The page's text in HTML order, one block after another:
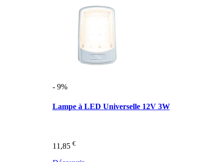
- 9%
Lampe à LED Universelle 12V 3W
11,85 €